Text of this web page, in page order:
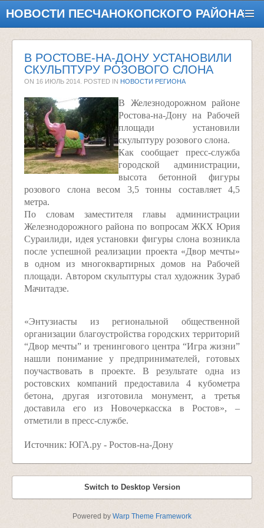
НОВОСТИ ПЕСЧАНОКОПСКОГО РАЙОНА
В РОСТОВЕ-НА-ДОНУ УСТАНОВИЛИ
СКУЛЬПТУРУ РОЗОВОГО СЛОНА
ON 16 ИЮЛЬ 2014 . POSTED IN НОВОСТИ РЕГИОНА
В Железнодорожном районе
Ростова-на-Дону на Рабочей
площади установили
скульптуру розового слона.
Как сообщает пресс-служба
городской администрации,
высота бетонной фигуры
розового слона весом 3,5 тонны составляет 4,5
метра.
По словам заместителя главы администрации
Железнодорожного района по вопросам ЖКХ Юрия
Сураилиди, идея установки фигуры слона возникла
после успешной реализации проекта «Двор мечты»
в одном из многоквартирных домов на Рабочей
площади. Автором скульптуры стал художник Зураб
Мачитадзе.
«Энтузиасты из региональной общественной
организации благоустройства городских территорий
“Двор мечты” и тренингового центра “Игра жизни”
нашли понимание у предпринимателей, готовых
поучаствовать в проекте. В результате одна из
ростовских компаний предоставила 4 кубометра
бетона, другая изготовила монумент, а третья
доставила его из Новочеркасска в Ростов», –
отметили в пресс-службе.
Источник: ЮГА.ру - Ростов-на-Дону
Switch to Desktop Version
Powered by Warp Theme Framework